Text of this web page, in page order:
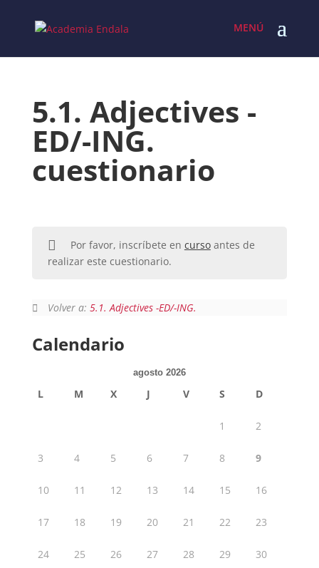
content
5.1. Adjectives -
ED/-ING.
cuestionario
Por favor, inscríbete en cursoantes de
realizar este cuestionario.
Volver a:5.1. Adjectives -ED/-ING.
Calendario
agosto 2026
L M X J V S D
1 2
3 4 5 6 7 8 9
10 11 12 13 14 15 16
17 18 19 20 21 22 23
24 25 26 27 28 29 30